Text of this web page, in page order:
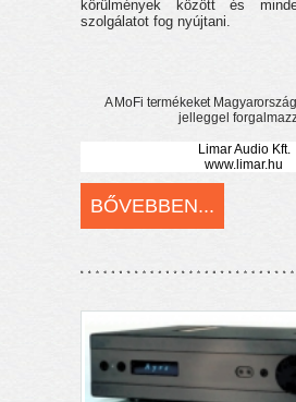
körülmények között és
szolgálatot fog nyújtani.
A MoFi termékeket
jelleggel
Limar Audio Kft.
www.limar.hu
BŐVEBBEN...